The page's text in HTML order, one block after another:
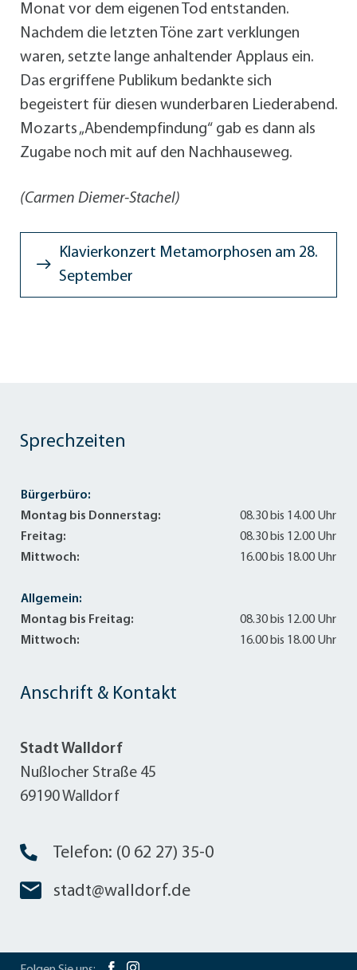
Monat vor dem eigenen Tod entstanden.
Nachdem die letzten Töne zart verklungen
waren, setzte lange anhaltender Applaus ein.
Das ergriffene Publikum bedankte sich
begeistert für diesen wunderbaren Liederabend.
Mozarts „Abendempfindung“ gab es dann als
Zugabe noch mit auf den Nachhauseweg.
(Carmen Diemer-Stachel)
Klavierkonzert Metamorphosen am 28.
September
Anschrift & Kontakt
Stadt Walldorf
Nußlocher Straße 45
69190 Walldorf
Telefon: (0 62 27) 35-0
stadt@walldorf.de
Sprechzeiten
Bürgerbüro:
Montag bis Donnerstag:
08.30 bis 14.00 Uhr
Freitag:
08.30 bis 12.00 Uhr
Mittwoch:
16.00 bis 18.00 Uhr
Allgemein:
Montag bis Freitag:
08.30 bis 12.00 Uhr
Mittwoch:
16.00 bis 18.00 Uhr